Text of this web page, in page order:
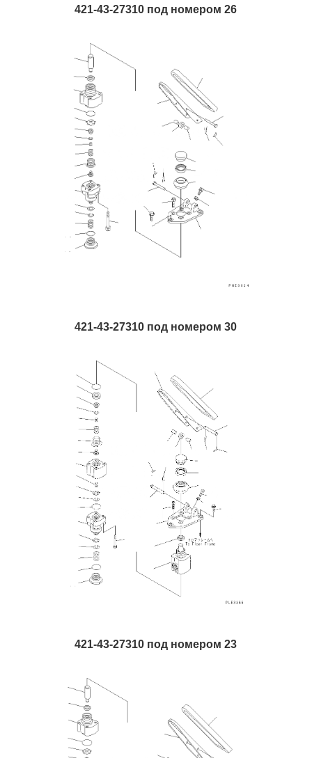
421-43-27310 под номером 26
421-43-27310 под номером 30
421-43-27310 под номером 23